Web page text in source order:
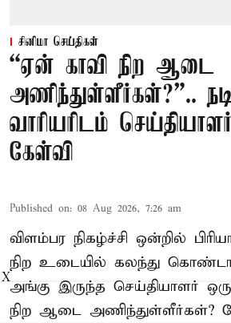
சினிமா செய்திகள்
“ஏன் காவி நிற ஆடை
அணிந்துள்ளீர்கள்?”..
வாரியரிடம்
கேள்வி
Published on: 08 Aug 2026, 7:26 am
விளம்பர நிகழ்ச்சி ஒன்றில்
நிற உடையில் கலந்து
அங்கு இருந்த செய்தியாளர்
நிற ஆடை அணிந்துள்ளீர்கள்?
X